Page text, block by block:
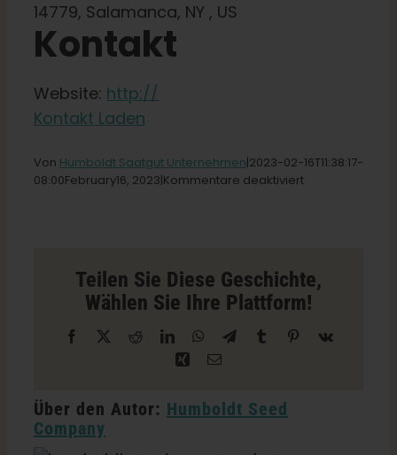
Kontakt
Shop
Deutsch
14779, Salamanca, NY , US
Kontakt
Website: http://
Kontakt Laden
Von Humboldt Saatgut Unternehmen|2023-02-16T11:38:17-
08:00February16, 2023|Kommentare deaktiviertfür
Salamanca
Teilen Sie Diese Geschichte,
Wählen Sie Ihre Plattform!
Facebook RedditLinkedInWhatsAppTelegramm
Tumblr Pinterest
Vk
Xing E-
Über den Autor: Humboldt Seed
Company